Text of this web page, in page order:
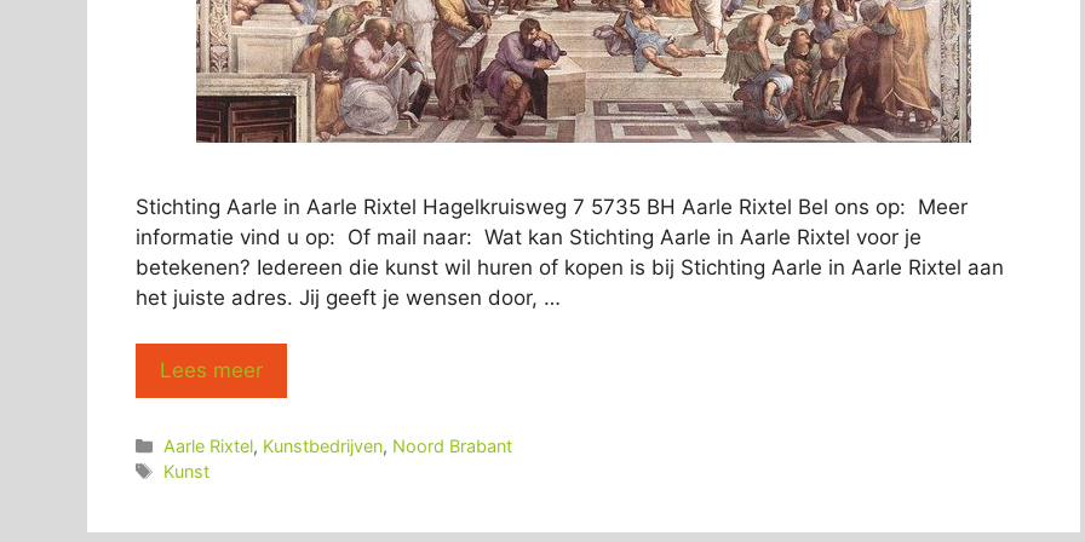
Stichting Aarle in Aarle Rixtel Hagelkruisweg 7 5735 BH Aarle Rixtel Bel ons op: Meer
informatie vind u op: Of mail naar: Wat kan Stichting Aarle in Aarle Rixtel voor je
betekenen? Iedereen die kunst wil huren of kopen is bij Stichting Aarle in Aarle Rixtel aan
het juiste adres. Jij geeft je wensen door, …
Lees meer
Categorieën
Aarle Rixtel, Kunstbedrijven, Noord Brabant
Tags
Kunst